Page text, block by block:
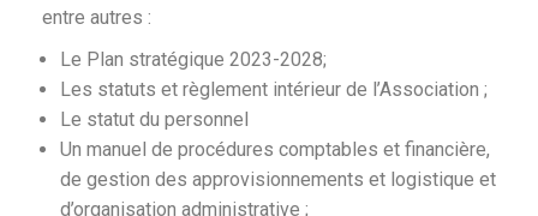
entre autres :
Le Plan stratégique 2023-2028;
Les statuts et règlement intérieur de l’Association ;
Le statut du personnel
Un manuel de procédures comptables et financière,
de gestion des approvisionnements et logistique et
d’organisation administrative ;